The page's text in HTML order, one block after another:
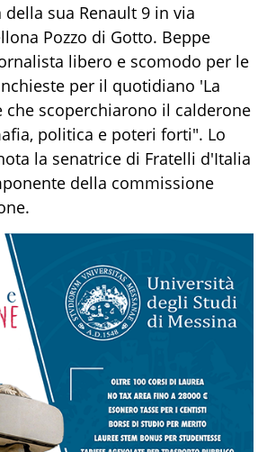
sua Renault 9 in via
Pozzo di Gotto. Beppe
libero e scomodo per le
per il quotidiano 'La
che scoperchiarono il calderone
politica e poteri forti". Lo
la senatrice di Fratelli d'Italia
della commissione